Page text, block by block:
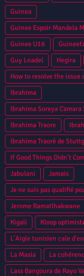
Guinea
Guinee Espoir Mandela
Guinee U16
Guy Lnadel
Hegira
How to resolve the
locked in Oracle
Ibrahima
Ibrahima Soreya
Ibrahima Traore
Ibrahima Traoré de
If Good Things Didn't
Jabulani
Jamais
Je ne suis pas qualifié
Jerome Ramatlhakwane
Kigali
Kloop
L'Aigle tunisien cale
La Masia
La
Lass Bangoura de Rayo